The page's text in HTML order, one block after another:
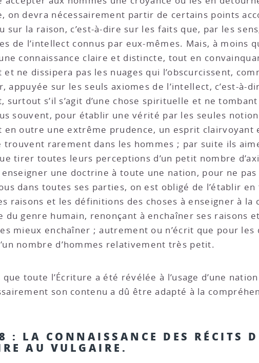
on devra nécessairement partir de certains points
sur la raison, c’est-à-dire sur les faits que, par les
de l’intellect connus par eux-mêmes. Mais, à moins
connaissance claire et distincte, tout en
et ne dissipera pas les nuages qui l’obscurcissent,
appuyée sur les seuls axiomes de l’intellect, c’est-à-
surtout s’il s’agit d’une chose spirituelle et ne
souvent, pour établir une vérité par les seules
en outre une extrême prudence, un esprit clairvoyant
trouvent rarement dans les hommes ; par suite ils
tirer toutes leurs perceptions d’un petit nombre
enseigner une doctrine à toute une nation, pour ne
dans toutes ses parties, on est obligé de l’établir
raisons et les définitions des choses à enseigner à
du genre humain, renonçant à enchaîner ses raisons
mieux enchaîner ; autrement ou n’écrit que pour les
nombre d’hommes relativement très petit.
que toute l’Écriture a été révélée à l’usage d’une
son contenu a dû être adapté à la
: LA CONNAISSANCE DES RÉCITS
AU VULGAIRE.